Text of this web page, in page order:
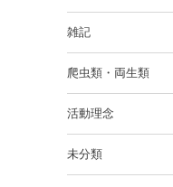
雑記
爬虫類・両生類
活動理念
未分類